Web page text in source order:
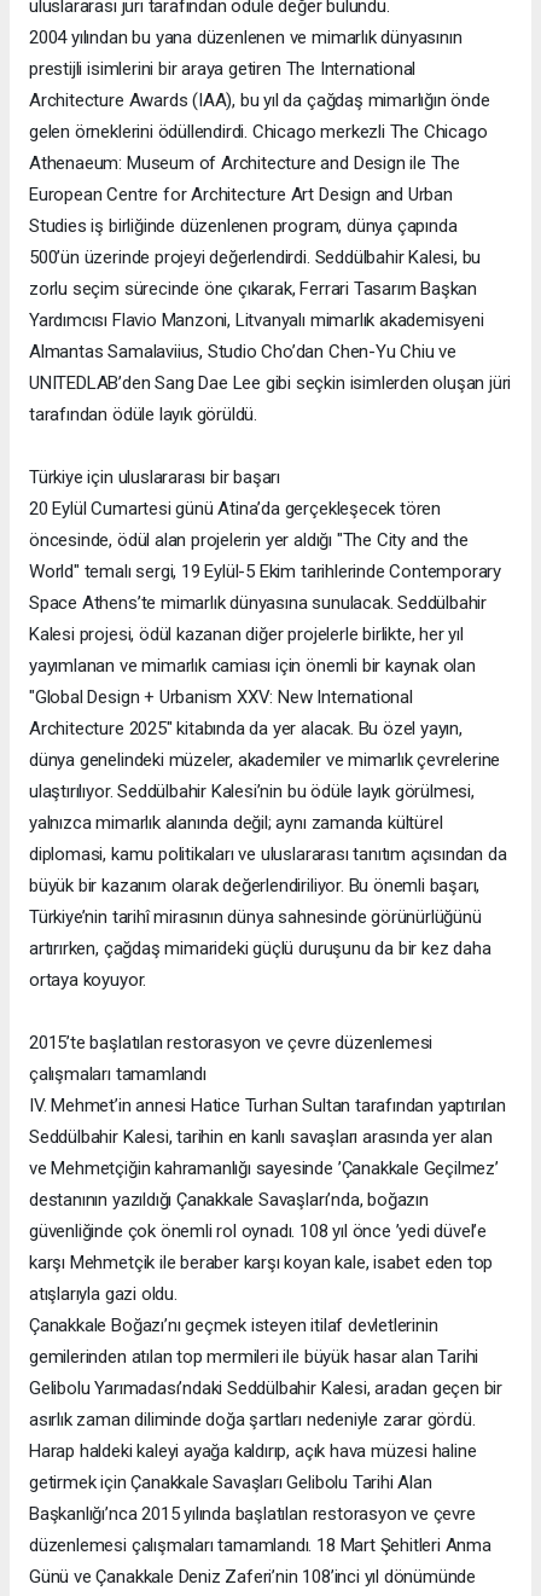
uluslararası jüri tarafından ödüle değer bulundu.
2004 yılından bu yana düzenlenen ve mimarlık dünyasının
prestijli isimlerini bir araya getiren The International
Architecture Awards (IAA), bu yıl da çağdaş mimarlığın önde
gelen örneklerini ödüllendirdi. Chicago merkezli The Chicago
Athenaeum: Museum of Architecture and Design ile The
European Centre for Architecture Art Design and Urban
Studies iş birliğinde düzenlenen program, dünya çapında
500’ün üzerinde projeyi değerlendirdi. Seddülbahir Kalesi, bu
zorlu seçim sürecinde öne çıkarak, Ferrari Tasarım Başkan
Yardımcısı Flavio Manzoni, Litvanyalı mimarlık akademisyeni
Almantas Samalaviius, Studio Cho’dan Chen-Yu Chiu ve
UNITEDLAB’den Sang Dae Lee gibi seçkin isimlerden oluşan jüri
tarafından ödüle layık görüldü.
Türkiye için uluslararası bir başarı
20 Eylül Cumartesi günü Atina’da gerçekleşecek tören
öncesinde, ödül alan projelerin yer aldığı "The City and the
World" temalı sergi, 19 Eylül-5 Ekim tarihlerinde Contemporary
Space Athens’te mimarlık dünyasına sunulacak. Seddülbahir
Kalesi projesi, ödül kazanan diğer projelerle birlikte, her yıl
yayımlanan ve mimarlık camiası için önemli bir kaynak olan
"Global Design + Urbanism XXV: New International
Architecture 2025" kitabında da yer alacak. Bu özel yayın,
dünya genelindeki müzeler, akademiler ve mimarlık çevrelerine
ulaştırılıyor. Seddülbahir Kalesi’nin bu ödüle layık görülmesi,
yalnızca mimarlık alanında değil; aynı zamanda kültürel
diplomasi, kamu politikaları ve uluslararası tanıtım açısından da
büyük bir kazanım olarak değerlendiriliyor. Bu önemli başarı,
Türkiye’nin tarihî mirasının dünya sahnesinde görünürlüğünü
artırırken, çağdaş mimarideki güçlü duruşunu da bir kez daha
ortaya koyuyor.
2015’te başlatılan restorasyon ve çevre düzenlemesi
çalışmaları tamamlandı
IV. Mehmet’in annesi Hatice Turhan Sultan tarafından yaptırılan
Seddülbahir Kalesi, tarihin en kanlı savaşları arasında yer alan
ve Mehmetçiğin kahramanlığı sayesinde ’Çanakkale Geçilmez’
destanının yazıldığı Çanakkale Savaşları’nda, boğazın
güvenliğinde çok önemli rol oynadı. 108 yıl önce ’yedi düvel’e
karşı Mehmetçik ile beraber karşı koyan kale, isabet eden top
atışlarıyla gazi oldu.
Çanakkale Boğazı’nı geçmek isteyen itilaf devletlerinin
gemilerinden atılan top mermileri ile büyük hasar alan Tarihi
Gelibolu Yarımadası’ndaki Seddülbahir Kalesi, aradan geçen bir
asırlık zaman diliminde doğa şartları nedeniyle zarar gördü.
Harap haldeki kaleyi ayağa kaldırıp, açık hava müzesi haline
getirmek için Çanakkale Savaşları Gelibolu Tarihi Alan
Başkanlığı’nca 2015 yılında başlatılan restorasyon ve çevre
düzenlemesi çalışmaları tamamlandı. 18 Mart Şehitleri Anma
Günü ve Çanakkale Deniz Zaferi’nin 108’inci yıl dönümünde